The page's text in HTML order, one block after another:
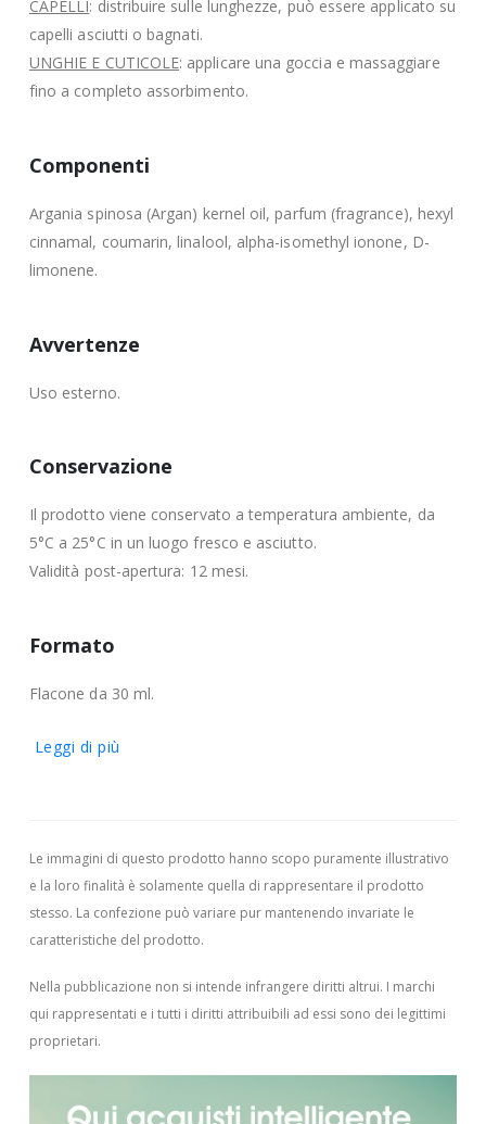
CAPELLI: distribuire sulle lunghezze, può essere applicato su
capelli asciutti o bagnati.
UNGHIE E CUTICOLE: applicare una goccia e massaggiare
fino a completo assorbimento.
Componenti
Argania spinosa (Argan) kernel oil, parfum (fragrance), hexyl
cinnamal, coumarin, linalool, alpha-isomethyl ionone, D-
limonene.
Avvertenze
Uso esterno.
Conservazione
Il prodotto viene conservato a temperatura ambiente, da
5°C a 25°C in un luogo fresco e asciutto.
Validità post-apertura: 12 mesi.
Formato
Flacone da 30 ml.
Leggi di più
Le immagini di questo prodotto hanno scopo puramente illustrativo
e la loro finalità è solamente quella di rappresentare il prodotto
stesso. La confezione può variare pur mantenendo invariate le
caratteristiche del prodotto.
Nella pubblicazione non si intende infrangere diritti altrui. I marchi
qui rappresentati e i tutti i diritti attribuibili ad essi sono dei legittimi
proprietari.